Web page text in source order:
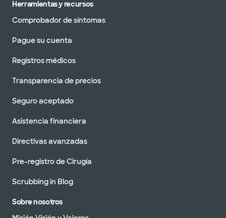
Herramientas y recursos
Comprobador de síntomas
Pague su cuenta
Registros médicos
Transparencia de precios
Seguro aceptado
Asistencia financiera
Directivas avanzadas
Pre-registro de Cirugía
Scrubbing in Blog
Sobre nosotros